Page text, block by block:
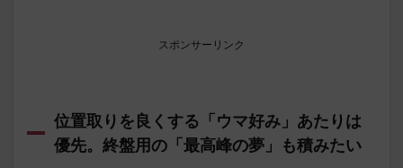
スポンサーリンク
位置取りを良くする「ウマ好み」あたりは
優先。終盤用の「最高峰の夢」も積みたい